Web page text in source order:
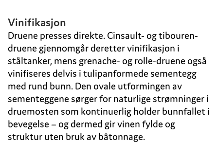
Vinifikasjon
Druene presses direkte. Cinsault- og tibouren-
druene gjennomgår deretter vinifikasjon i
ståltanker, mens grenache- og rolle-druene også
vinifiseres delvis i tulipanformede sementegg
med rund bunn. Den ovale utformingen av
sementeggene sørger for naturlige strømninger i
druemosten som kontinuerlig holder bunnfallet i
bevegelse – og dermed gir vinen fylde og
struktur uten bruk av bâtonnage.